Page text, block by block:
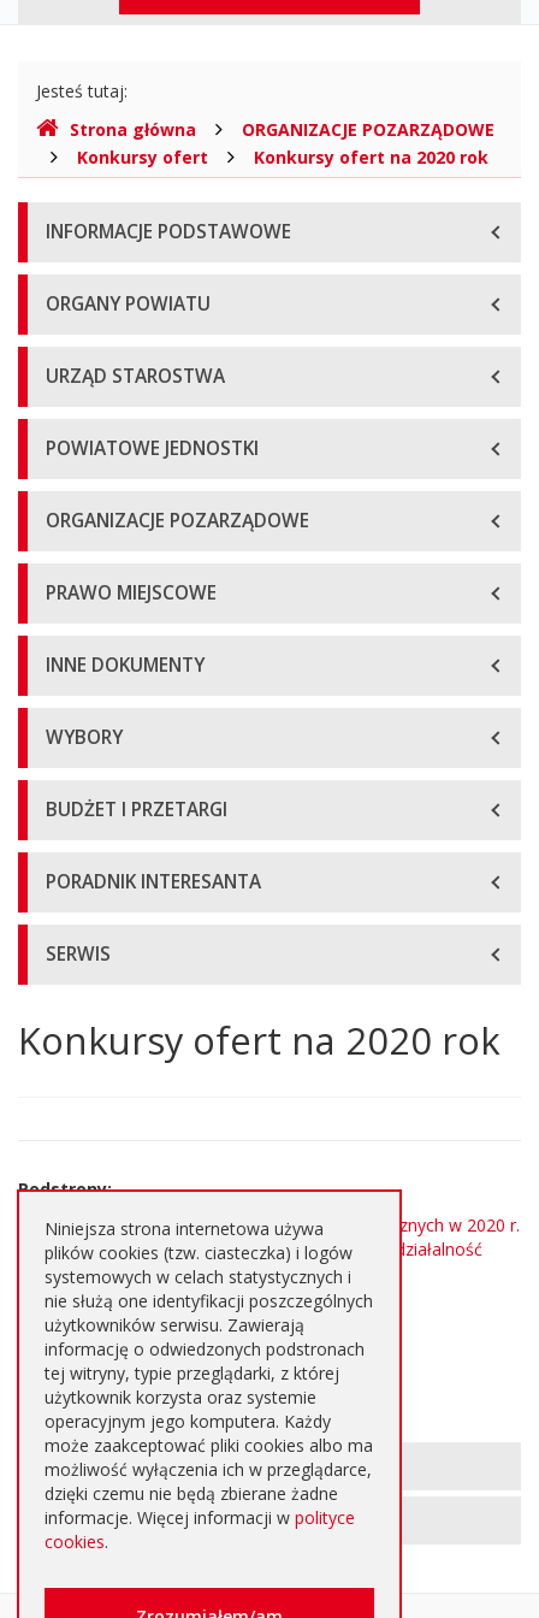
Informacji
Gdzie
jesteśmy
Jesteś tutaj:
Strona główna
ORGANIZACJE POZARZĄDOWE
Konkursy ofert
Konkursy ofert na 2020 rok
Menu
główne
INFORMACJE PODSTAWOWE
ORGANY POWIATU
URZĄD STAROSTWA
POWIATOWE JEDNOSTKI
ORGANIZACJE POZARZĄDOWE
PRAWO MIEJSCOWE
INNE DOKUMENTY
WYBORY
BUDŻET I PRZETARGI
PORADNIK INTERESANTA
SERWIS
Główna
treść
Konkursy ofert na 2020 rok
Podstrony:
Otwarty konkurs na realizację zadań publicznych w 2020 r.
przez organizacje i podmioty prowadzące działalność
pożytku publicznego.
Wzór oferty
Protokół oceny wniosków
Wyniki konkursu
Informacje
stronie
METRYKA STRONY
REJESTR ZMIAN STRONY
Niniejsza strona internetowa używa
plików cookies (tzw. ciasteczka) i logów
systemowych w celach statystycznych i
nie służą one identyfikacji poszczególnych
użytkowników serwisu. Zawierają
informację o odwiedzonych podstronach
tej witryny, typie przeglądarki, z której
użytkownik korzysta oraz systemie
operacyjnym jego komputera. Każdy
może zaakceptować pliki cookies albo ma
możliwość wyłączenia ich w przeglądarce,
dzięki czemu nie będą zbierane żadne
informacje. Więcej informacji w polityce
cookies.